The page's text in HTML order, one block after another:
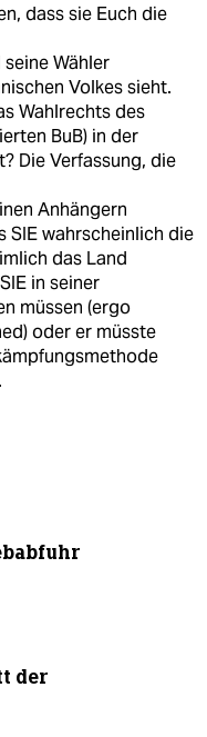
dass sie Euch die
Wähler
Volkes sieht.
Wahlrechts des
BuB) in der
Die Verfassung, die
Anhängern
SIE wahrscheinlich die
das Land
in seiner
müssen (ergo
oder er müsste
der